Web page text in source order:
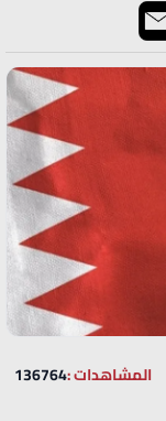
المشاهدات :136764